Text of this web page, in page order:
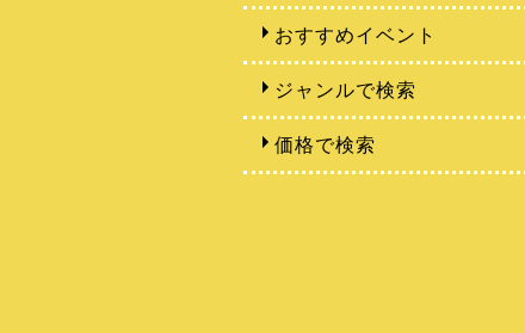
おすすめイベント
ジャンルで検索
価格で検索